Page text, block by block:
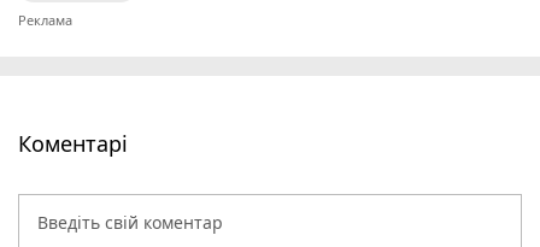
Коментарі